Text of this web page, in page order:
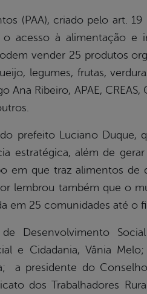
(PAA), criado pelo art.
o acesso à alimentação e
vender 25 produtos
legumes, frutas,
Ana Ribeiro, APAE,
prefeito Luciano Duque,
estratégica, além de
em que traz alimentos de
lembrou também que o
em 25 comunidades até o
Desenvolvimento
e Cidadania, Vânia
a presidente do
dos Trabalhadores